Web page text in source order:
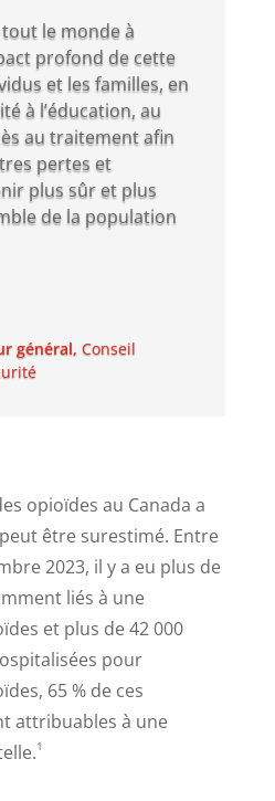
le monde à
profond de cette
et les familles, en
à l’éducation, au
au traitement afin
pertes et
plus sûr et plus
de la population
général, Conseil
opioïdes au Canada a
être surestimé. Entre
2023, il y a eu plus de
liés à une
et plus de 42 000
pour
65 %de ces
attribuables à une
.1